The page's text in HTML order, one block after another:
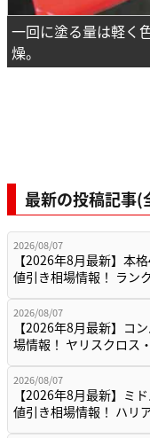
一回に塗る量は軽く
燥。
最新の投稿記事(
2026/08/07
【2026年8月最新】本
値引き相場情報！ ラン
2026/08/07
【2026年8月最新】コ
場情報！ ヤリスクロス
2026/08/07
【2026年8月最新】ミ
値引き相場情報！ ハリ